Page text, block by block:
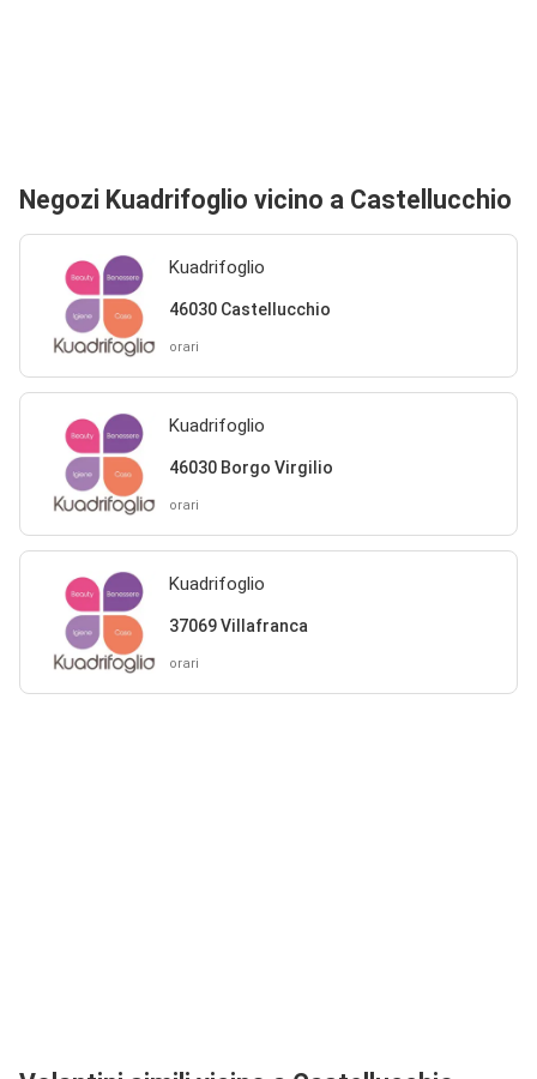
Negozi Kuadrifoglio vicino a Castellucchio
Kuadrifoglio
46030 Castellucchio
orari
Kuadrifoglio
46030 Borgo Virgilio
orari
Kuadrifoglio
37069 Villafranca
orari